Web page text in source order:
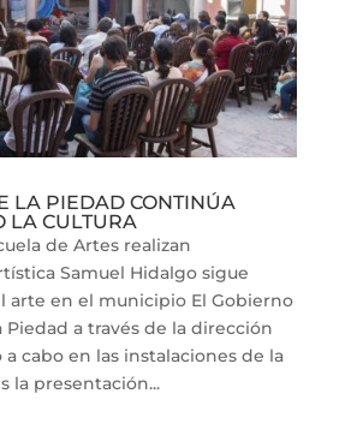
LA PIEDAD CONTINÚA
LA CULTURA
de Artes realizan
Samuel Hidalgo sigue
arte en el municipio El Gobierno
Piedad a través de la dirección
cabo en las instalaciones de la
la presentación...